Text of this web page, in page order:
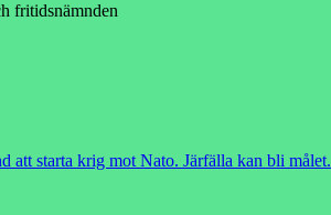
fritidsnämnden
att starta krig mot Nato. Järfälla kan bli målet.